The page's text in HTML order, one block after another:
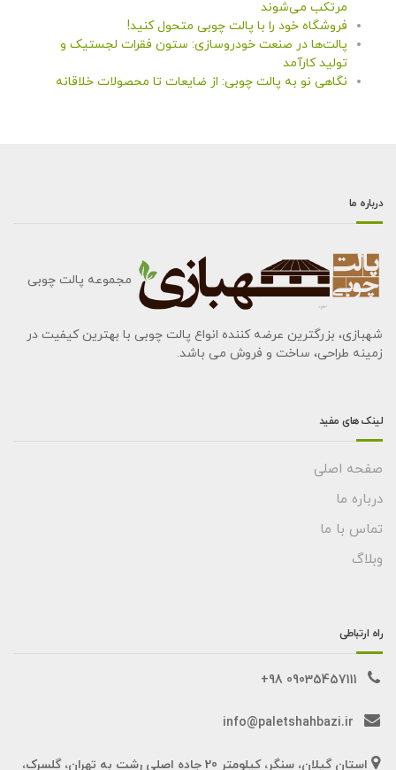
مرتکب می‌شوند
فروشگاه خود را با پالت چوبی متحول کنید!
پالت‌ها در صنعت خودروسازی: ستون فقرات لجستیک و
تولید کارآمد
نگاهی نو به پالت چوبی: از ضایعات تا محصولات خلاقانه
درباره ما
مجموعه پالت چوبی
شهبازی، بزرگترین عرضه کننده انواع پالت چوبی با بهترین کیفیت در
زمینه طراحی، ساخت و فروش می باشد.
لینک های مفید
صفحه اصلی
درباره ما
تماس با ما
وبلاگ
راه ارتباطی
09035457111 98+
info@paletshahbazi.ir
استان گیلان، سنگر، کیلومتر 20 جاده اصلی رشت به تهران، گلسرک،